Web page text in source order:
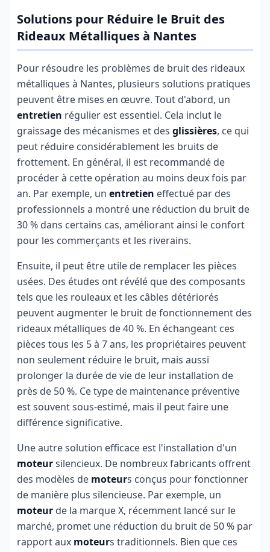
Solutions pour Réduire le Bruit des
Rideaux Métalliques à Nantes
Pour résoudre les problèmes de bruit des rideaux
métalliques à Nantes, plusieurs solutions pratiques
peuvent être mises en œuvre. Tout d'abord, un
entretien régulier est essentiel. Cela inclut le
graissage des mécanismes et des glissières, ce qui
peut réduire considérablement les bruits de
frottement. En général, il est recommandé de
procéder à cette opération au moins deux fois par
an. Par exemple, un entretien effectué par des
professionnels a montré une réduction du bruit de
30 % dans certains cas, améliorant ainsi le confort
pour les commerçants et les riverains.
Ensuite, il peut être utile de remplacer les pièces
usées. Des études ont révélé que des composants
tels que les rouleaux et les câbles détériorés
peuvent augmenter le bruit de fonctionnement des
rideaux métalliques de 40 %. En échangeant ces
pièces tous les 5 à 7 ans, les propriétaires peuvent
non seulement réduire le bruit, mais aussi
prolonger la durée de vie de leur installation de
près de 50 %. Ce type de maintenance préventive
est souvent sous-estimé, mais il peut faire une
différence significative.
Une autre solution efficace est l'installation d'un
moteursilencieux. De nombreux fabricants offrent
des modèles de moteurs conçus pour fonctionner
de manière plus silencieuse. Par exemple, un
moteur de la marque X, récemment lancé sur le
marché, promet une réduction du bruit de 50 % par
rapport aux moteurs traditionnels. Bien que ces